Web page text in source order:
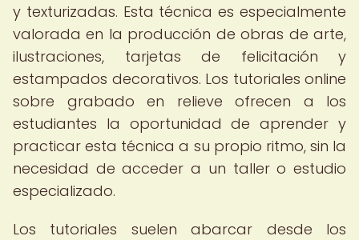
y texturizadas. Esta técnica es especialmente
valorada en la producción de obras de arte,
ilustraciones, tarjetas de felicitación y
estampados decorativos. Los tutoriales online
sobre grabado en relieve ofrecen a los
estudiantes la oportunidad de aprender y
practicar esta técnica a su propio ritmo, sin la
necesidad de acceder a un taller o estudio
especializado.
Los tutoriales suelen abarcar desde los